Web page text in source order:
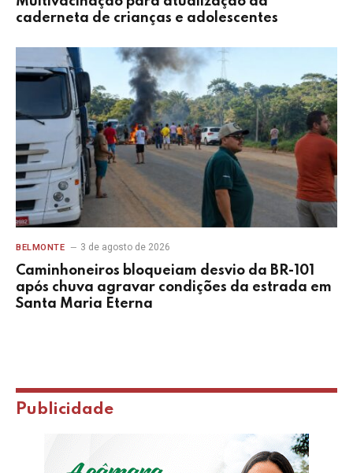
caderneta de crianças e adolescentes
BELMONTE 3 de agosto de 2026
Caminhoneiros bloqueiam desvio da BR-101
após chuva agravar condições da estrada em
Santa Maria Eterna
Publicidade